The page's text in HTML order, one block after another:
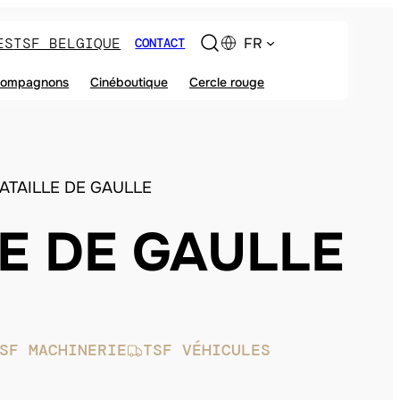
TSF BELGIQUE CONTACT FR
Cinéboutique Cercle rouge
DE GAULLE
DE GAULLE
MACHINERIE TSF VÉHICULES